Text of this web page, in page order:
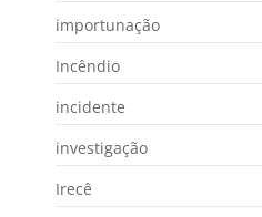
importunação
Incêndio
incidente
investigação
Irecê